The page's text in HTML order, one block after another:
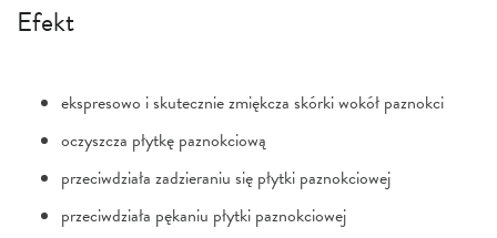
Efekt
ekspresowo i skutecznie zmiękcza skórki wokół paznokci
oczyszcza płytkę paznokciową
przeciwdziała zadzieraniu się płytki paznokciowej
przeciwdziała pękaniu płytki paznokciowej